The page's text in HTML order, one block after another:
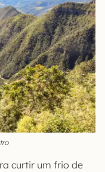
curtir um frio de